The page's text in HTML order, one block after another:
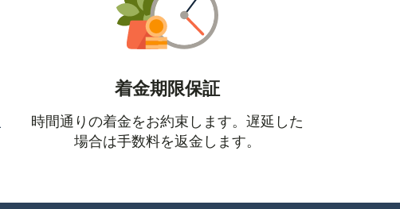
着金期限保証
時間通りの着金をお約束します。遅延した
場合は手数料を返金します。